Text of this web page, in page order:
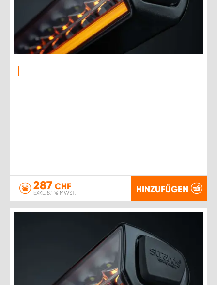
287 CHF
EXKL. 8.1 % MWST. HINZUFÜGEN